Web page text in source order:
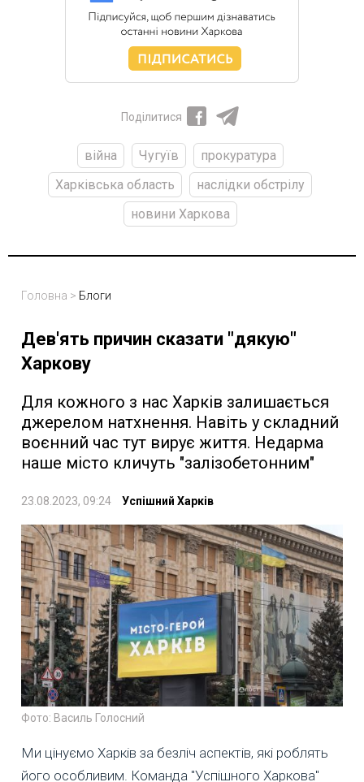
Поділитися
війна Чугуїв
прокуратура
Харківська область
наслідки обстрілу
новини Харкова
Головна > Блоги
Дев'ять причин сказати "дякую"
Харкову
Для кожного з нас Харків залишається
джерелом натхнення. Навіть у складний
воєнний час тут вирує життя. Недарма
наше місто кличуть "залізобетонним"
23.08.2023, 09:24 Успішний Харків
Фото: Василь Голосний
Ми цінуємо Харків за безліч аспектів, які роблять
його особливим. Команда "Успішного Харкова"